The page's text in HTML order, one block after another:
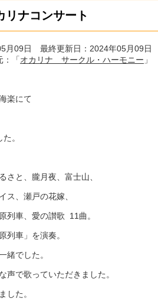
リナコンサート
月09日 最終更新日：2024年05月09日
：「オカリナ サークル・ハーモニー 」
楽にて
。
さと、朧月夜、富士山、
ス、瀬戸の花嫁、
列車、愛の讃歌 11 曲。
列車」を演奏。
緒でした。
声で歌っていただきました。
した。